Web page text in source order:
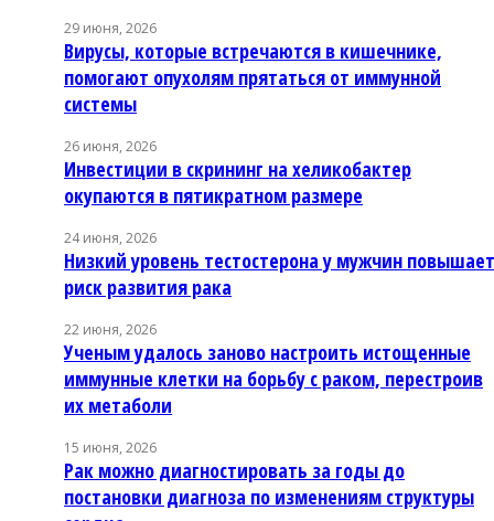
29 июня, 2026
Вирусы, которые встречаются в кишечнике,
помогают опухолям прятаться от иммунной
системы
26 июня, 2026
Инвестиции в скрининг на хеликобактер
окупаются в пятикратном размере
24 июня, 2026
Низкий уровень тестостерона у мужчин повышает
риск развития рака
22 июня, 2026
Ученым удалось заново настроить истощенные
иммунные клетки на борьбу с раком, перестроив
их метаболи
15 июня, 2026
Рак можно диагностировать за годы до
постановки диагноза по изменениям структуры